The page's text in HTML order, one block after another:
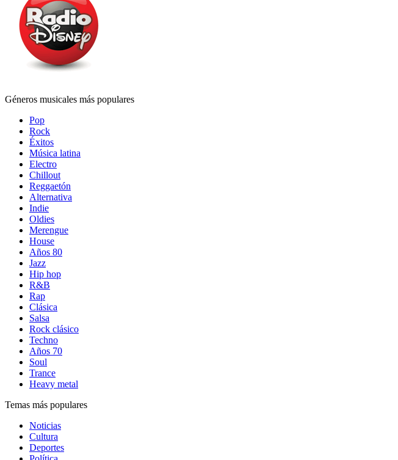
Géneros musicales más populares
Pop
Rock
Éxitos
Música latina
Electro
Chillout
Reggaetón
Alternativa
Indie
Oldies
Merengue
House
Años 80
Jazz
Hip hop
R&B
Rap
Clásica
Salsa
Rock clásico
Techno
Años 70
Soul
Trance
Heavy metal
Temas más populares
Noticias
Cultura
Deportes